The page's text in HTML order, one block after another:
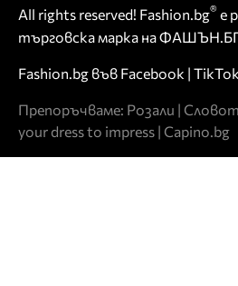
All rights reserved! Fashion.bg® е
търговска марка на
Fashion.bg във Facebook | TikTok
Препоръчваме: Розали |
your dress to impress | Capino.bg